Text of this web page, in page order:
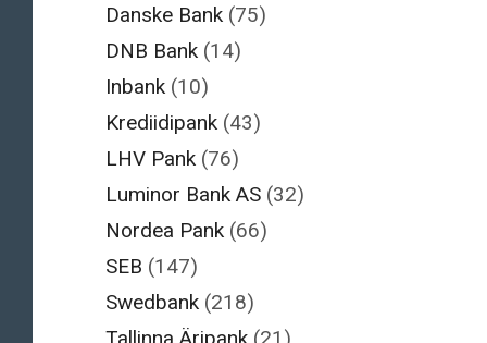
Danske Bank (75)
DNB Bank (14)
Inbank (10)
Krediidipank (43)
LHV Pank (76)
Luminor Bank AS (32)
Nordea Pank (66)
SEB (147)
Swedbank (218)
Tallinna Äripank (21)